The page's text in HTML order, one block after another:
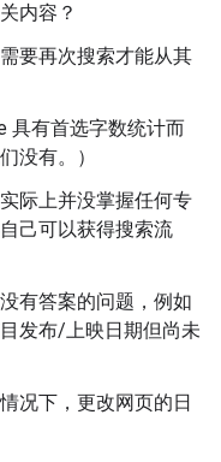
内容？
要再次搜索才能从其
具有首选字数统计而
没有。）
际上并没掌握任何专
己可以获得搜索流
有答案的问题，例如
发布/上映日期但尚未
况下，更改网页的日